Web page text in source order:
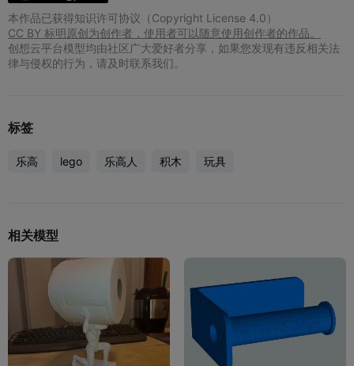
本作品已获得知识许可协议（Copyright License 4.0）
CC BY 标明原创为创作者，使用者可以随意使用创作者的作品。
创想云平台模型均由社区广大爱好者分享，如果您发现有违反相关法
律与侵权的行为，请及时联系我们。
标签
乐高 lego 乐高人 积木 玩具
相关模型